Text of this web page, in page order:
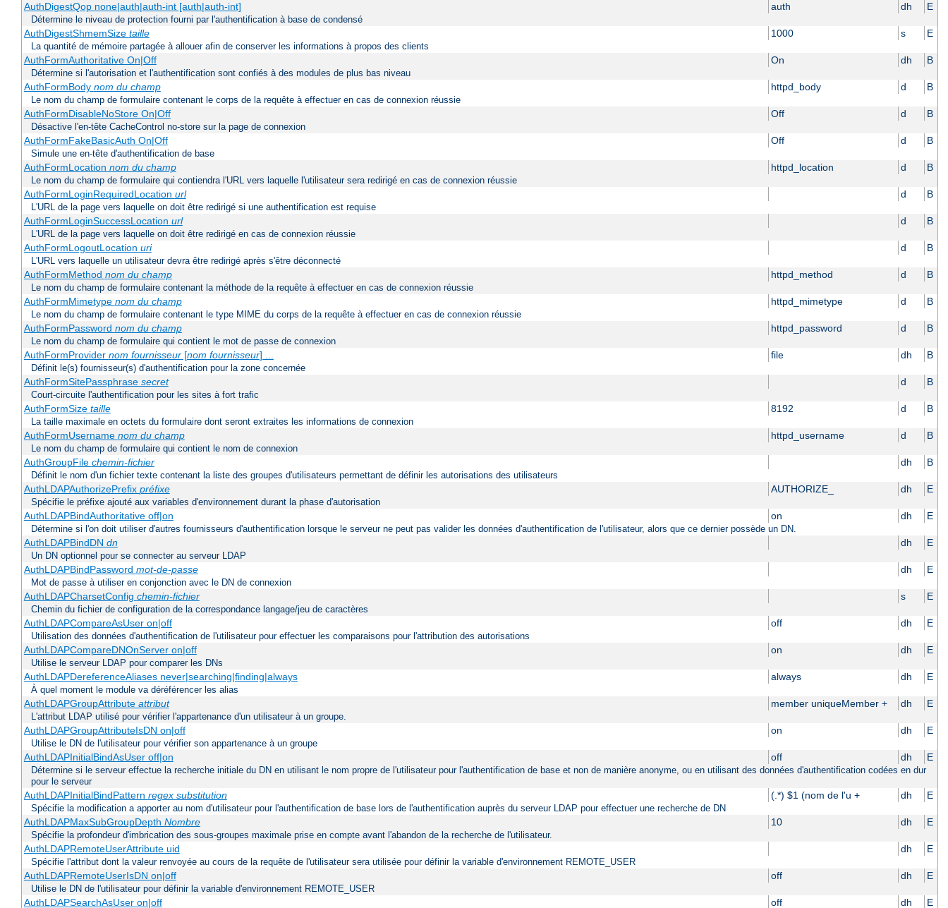
AuthDigestQop none|auth|auth-int [auth|auth-int] auth dh E
Détermine le niveau de protection fourni par l'authentification à base de condensé
AuthDigestShmemSize taille 1000 s E
La quantité de mémoire partagée à allouer afin de conserver les informations à propos des clients
AuthFormAuthoritative On|Off On dh B
Détermine si l'autorisation et l'authentification sont confiés à des modules de plus bas niveau
AuthFormBody nom du champ httpd_body d B
Le nom du champ de formulaire contenant le corps de la requête à effectuer en cas de connexion réussie
AuthFormDisableNoStore On|Off Off d B
Désactive l'en-tête CacheControl no-store sur la page de connexion
AuthFormFakeBasicAuth On|Off Off d B
Simule une en-tête d'authentification de base
AuthFormLocation nom du champ httpd_location d B
Le nom du champ de formulaire qui contiendra l'URL vers laquelle l'utilisateur sera redirigé en cas de connexion réussie
AuthFormLoginRequiredLocation url d B
L'URL de la page vers laquelle on doit être redirigé si une authentification est requise
AuthFormLoginSuccessLocation url d B
L'URL de la page vers laquelle on doit être redirigé en cas de connexion réussie
AuthFormLogoutLocation uri d B
L'URL vers laquelle un utilisateur devra être redirigé après s'être déconnecté
AuthFormMethod nom du champ httpd_method d B
Le nom du champ de formulaire contenant la méthode de la requête à effectuer en cas de connexion réussie
AuthFormMimetype nom du champ httpd_mimetype d B
Le nom du champ de formulaire contenant le type MIME du corps de la requête à effectuer en cas de connexion réussie
AuthFormPassword nom du champ httpd_password d B
Le nom du champ de formulaire qui contient le mot de passe de connexion
AuthFormProvider nom fournisseur[nom fournisseur] ... file dh B
Définit le(s) fournisseur(s) d'authentification pour la zone concernée
AuthFormSitePassphrase secret d B
Court-circuite l'authentification pour les sites à fort trafic
AuthFormSize taille 8192 d B
La taille maximale en octets du formulaire dont seront extraites les informations de connexion
AuthFormUsername nom du champ httpd_username d B
Le nom du champ de formulaire qui contient le nom de connexion
AuthGroupFile chemin-fichier dh B
Définit le nom d'un fichier texte contenant la liste des groupes d'utilisateurs permettant de définir les autorisations des utilisateurs
AuthLDAPAuthorizePrefix préfixe AUTHORIZE_ dh E
Spécifie le préfixe ajouté aux variables d'environnement durant la phase d'autorisation
AuthLDAPBindAuthoritative off|on on dh E
Détermine si l'on doit utiliser d'autres fournisseurs d'authentification lorsque le serveur ne peut pas valider les données d'authentification de l'utilisateur, alors que ce dernier possède un DN.
AuthLDAPBindDN dn dh E
Un DN optionnel pour se connecter au serveur LDAP
AuthLDAPBindPassword mot-de-passe dh E
Mot de passe à utiliser en conjonction avec le DN de connexion
AuthLDAPCharsetConfig chemin-fichier s E
Chemin du fichier de configuration de la correspondance langage/jeu de caractères
AuthLDAPCompareAsUser on|off off dh E
Utilisation des données d'authentification de l'utilisateur pour effectuer les comparaisons pour l'attribution des autorisations
AuthLDAPCompareDNOnServer on|off on dh E
Utilise le serveur LDAP pour comparer les DNs
AuthLDAPDereferenceAliases never|searching|finding|always always dh E
À quel moment le module va déréférencer les alias
AuthLDAPGroupAttribute attribut member uniqueMember + dh E
L'attribut LDAP utilisé pour vérifier l'appartenance d'un utilisateur à un groupe.
AuthLDAPGroupAttributeIsDN on|off on dh E
Utilise le DN de l'utilisateur pour vérifier son appartenance à un groupe
AuthLDAPInitialBindAsUser off|on off dh E
Détermine si le serveur effectue la recherche initiale du DN en utilisant le nom propre de l'utilisateur pour l'authentification de base et non de manière anonyme, ou en utilisant des données d'authentification codées en dur
pour le serveur
AuthLDAPInitialBindPattern regex substitution (.*) $1 (nom de l'u + dh E
Spécifie la modification a apporter au nom d'utilisateur pour l'authentification de base lors de l'authentification auprès du serveur LDAP pour effectuer une recherche de DN
AuthLDAPMaxSubGroupDepth Nombre 10 dh E
Spécifie la profondeur d'imbrication des sous-groupes maximale prise en compte avant l'abandon de la recherche de l'utilisateur.
AuthLDAPRemoteUserAttribute uid dh E
Spécifie l'attribut dont la valeur renvoyée au cours de la requête de l'utilisateur sera utilisée pour définir la variable d'environnement REMOTE_USER
AuthLDAPRemoteUserIsDN on|off off dh E
Utilise le DN de l'utilisateur pour définir la variable d'environnement REMOTE_USER
AuthLDAPSearchAsUser on|off off dh E